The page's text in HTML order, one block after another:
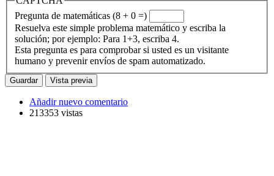
Pregunta de matemáticas (8 + 0 =)
Resuelva este simple problema matemático y escriba la
solución; por ejemplo: Para 1+3, escriba 4.
Esta pregunta es para comprobar si usted es un visitante
humano y prevenir envíos de spam automatizado.
Añadir nuevo comentario
213353 vistas